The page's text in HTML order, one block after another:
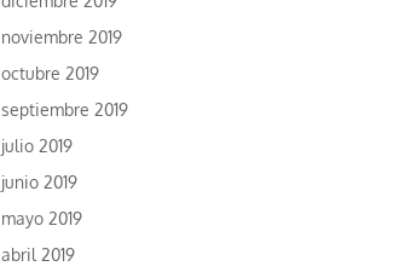
noviembre 2019
octubre 2019
septiembre 2019
julio 2019
junio 2019
mayo 2019
abril 2019